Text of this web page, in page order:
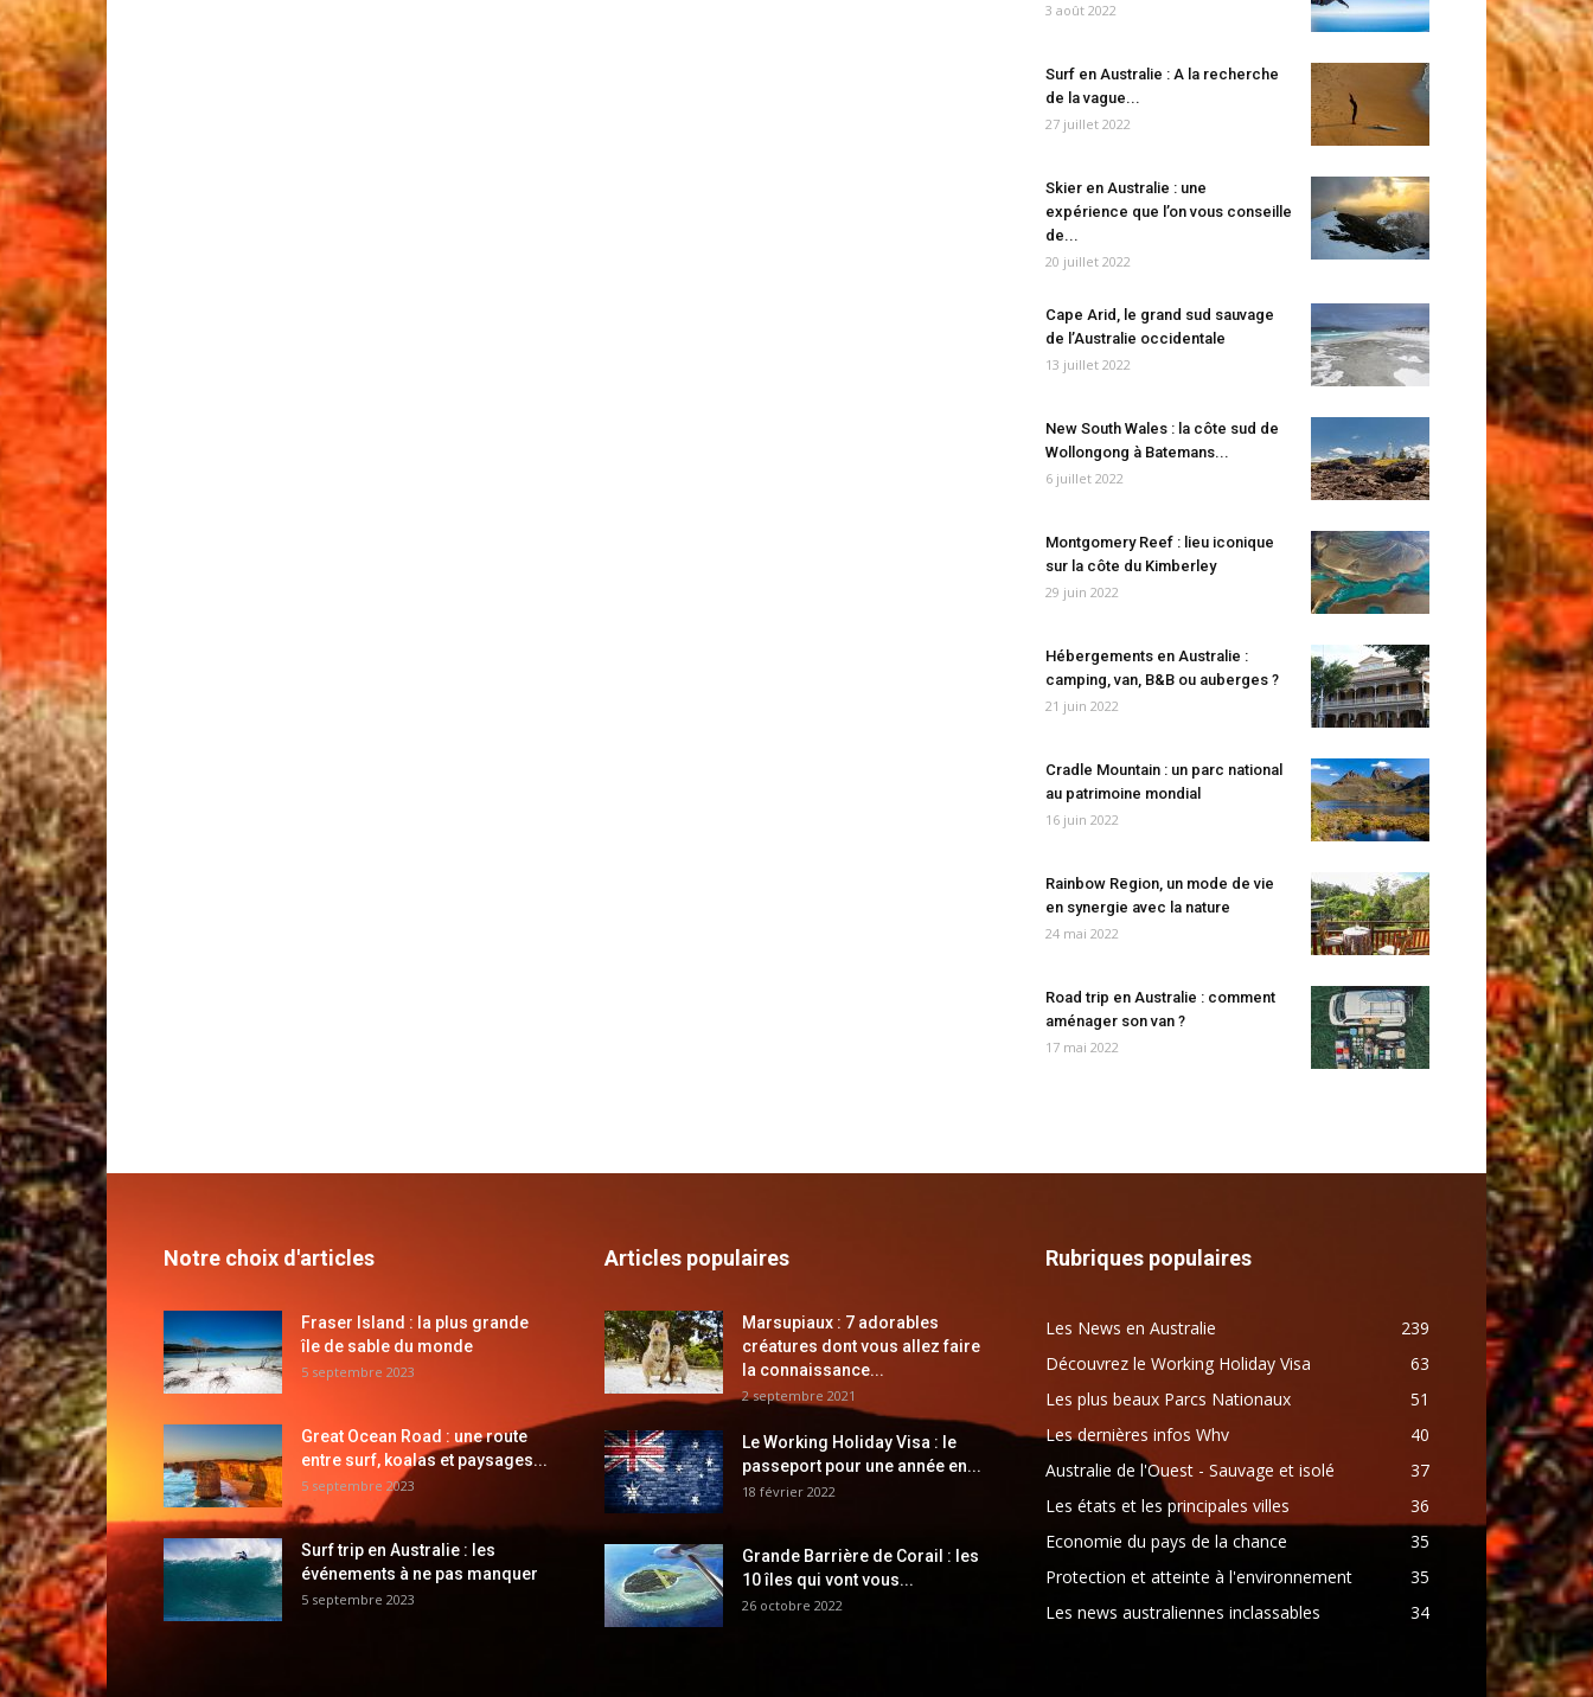
3 août 2022
Surf en Australie : A la recherche
de la vague...
27 juillet 2022
Skier en Australie : une
expérience que l’on vous conseille
de...
20 juillet 2022
Cape Arid, le grand sud sauvage
de l’Australie occidentale
13 juillet 2022
New South Wales : la côte sud de
Wollongong à Batemans...
6 juillet 2022
Montgomery Reef : lieu iconique
sur la côte du Kimberley
29 juin 2022
Hébergements en Australie :
camping, van, B&B ou auberges ?
21 juin 2022
Cradle Mountain : un parc national
au patrimoine mondial
16 juin 2022
Rainbow Region, un mode de vie
en synergie avec la nature
24 mai 2022
Road trip en Australie : comment
aménager son van ?
17 mai 2022
Notre choix d'articles
Fraser Island : la plus grande
île de sable du monde
5 septembre 2023
Great Ocean Road : une route
entre surf, koalas et paysages...
5 septembre 2023
Surf trip en Australie : les
événements à ne pas manquer
5 septembre 2023
Articles populaires
Marsupiaux : 7 adorables
créatures dont vous allez faire
la connaissance...
2 septembre 2021
Le Working Holiday Visa : le
passeport pour une année en...
18 février 2022
Grande Barrière de Corail : les
10 îles qui vont vous...
26 octobre 2022
Rubriques populaires
Les News en Australie
239
Découvrez le Working Holiday Visa
63
Les plus beaux Parcs Nationaux
51
Les dernières infos Whv
40
Australie de l'Ouest - Sauvage et isolé
37
Les états et les principales villes
36
Economie du pays de la chance
35
Protection et atteinte à l'environnement
35
Les news australiennes inclassables
34